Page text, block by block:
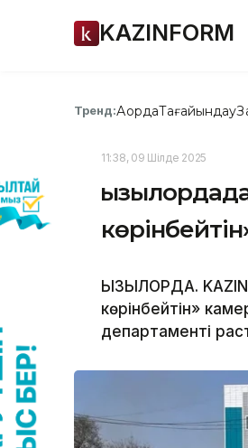
KAZINFORM
Тренд:АқордаТағайындау
11:38, 09 Шілде 2025
ҚЫЗЫЛОРДА.
көрінбейтін»
департаменті